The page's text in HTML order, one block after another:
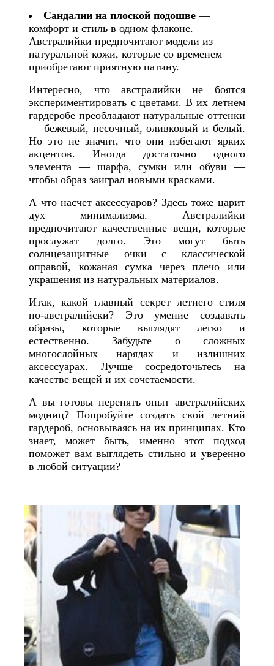
Сандалии на плоской подошве —
комфорт и стиль в одном флаконе.
Австралийки предпочитают модели из
натуральной кожи, которые со временем
приобретают приятную патину.
Интересно, что австралийки не боятся
экспериментировать с цветами. В их летнем
гардеробе преобладают натуральные оттенки
— бежевый, песочный, оливковый и белый.
Но это не значит, что они избегают ярких
акцентов. Иногда достаточно одного
элемента — шарфа, сумки или обуви —
чтобы образ заиграл новыми красками.
А что насчет аксессуаров? Здесь тоже царит
дух минимализма. Австралийки
предпочитают качественные вещи, которые
прослужат долго. Это могут быть
солнцезащитные очки с классической
оправой, кожаная сумка через плечо или
украшения из натуральных материалов.
Итак, какой главный секрет летнего стиля
по-австралийски? Это умение создавать
образы, которые выглядят легко и
естественно. Забудьте о сложных
многослойных нарядах и излишних
аксессуарах. Лучше сосредоточьтесь на
качестве вещей и их сочетаемости.
А вы готовы перенять опыт австралийских
модниц? Попробуйте создать свой летний
гардероб, основываясь на их принципах. Кто
знает, может быть, именно этот подход
поможет вам выглядеть стильно и уверенно
в любой ситуации?